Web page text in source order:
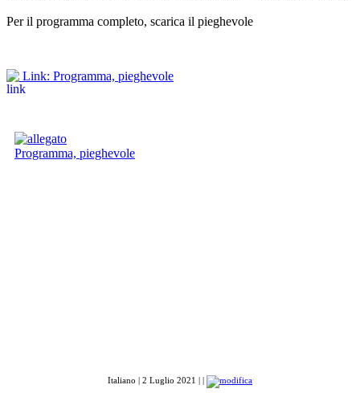
Per il programma completo, scarica il pieghevole
Link: Programma, pieghevole
Programma, pieghevole
Italiano | 2 Luglio 2021 | |